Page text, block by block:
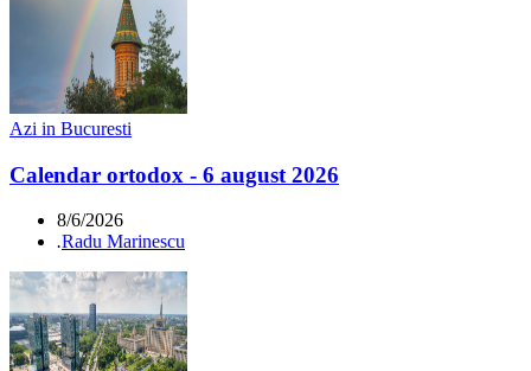
Azi in Bucuresti
Calendar ortodox - 6 august 2026
8/6/2026
.Radu Marinescu